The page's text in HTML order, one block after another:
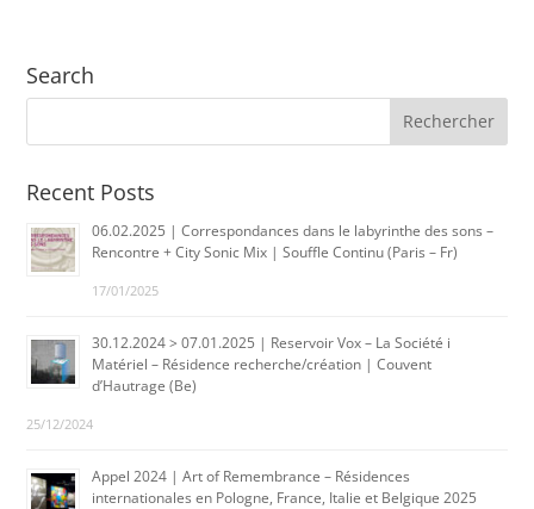
Search
Recent Posts
06.02.2025 | Correspondances dans le labyrinthe des sons –
Rencontre + City Sonic Mix | Souffle Continu (Paris – Fr)
17/01/2025
30.12.2024 > 07.01.2025 | Reservoir Vox – La Société i
Matériel – Résidence recherche/création | Couvent
d’Hautrage (Be)
25/12/2024
Appel 2024 | Art of Remembrance – Résidences
internationales en Pologne, France, Italie et Belgique 2025